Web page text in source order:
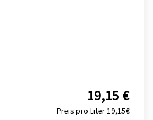
Preis pro Liter 19,15€
19,15 €